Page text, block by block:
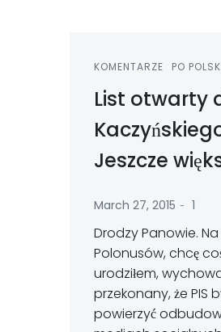
KOMENTARZE PO
List otwarty
Jeszcze
March 27, 2015 - 1
Drodzy Panowie.
Polonusów, chcę
urodziłem,
przekonany, że PIS
powierzyć